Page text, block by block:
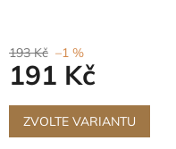
193 Kč –1 %
191 Kč
Měrná
cena:
ZVOLTE VARIANTU